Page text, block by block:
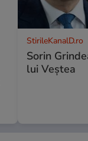
StirileKanalD.ro
Sorin
lui Veștea